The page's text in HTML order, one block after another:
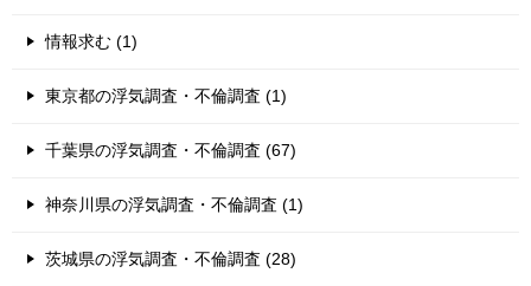
情報求む (1)
東京都の浮気調査・不倫調査 (1)
千葉県の浮気調査・不倫調査 (67)
神奈川県の浮気調査・不倫調査 (1)
茨城県の浮気調査・不倫調査 (28)